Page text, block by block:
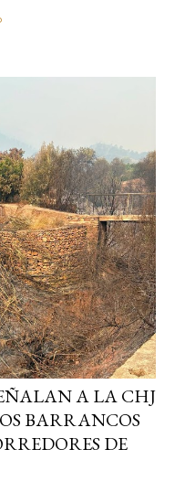
A LA CHJ
BARRANCOS
DE